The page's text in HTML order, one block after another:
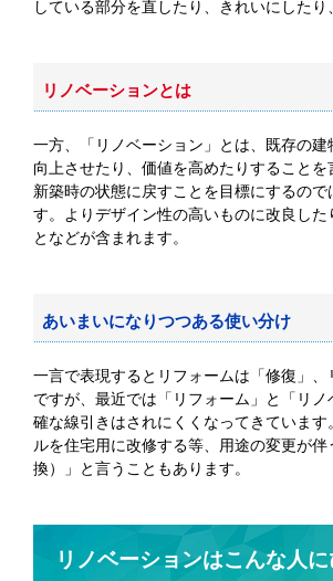
している部分を直したり、きれいにした
リノベーションとは
一方、「リノベーション」とは、既存の
向上させたり、価値を高めたりすることを
新築時の状態に戻すことを目標にするの
す。よりデザイン性の高いものに改良し
となどが含まれます。
あいまいになりつつある使い分け
一言で表現するとリフォームは「修復」
ですが、最近では「リフォーム」と「リ
確な線引きはされにくくなってきていま
ルを住宅用に改修する等、用途の変更が
換）」と言うこともあります。
リノベーションはこんな人